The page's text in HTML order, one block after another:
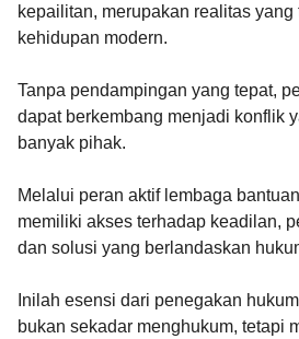
kepailitan, merupakan realitas
kehidupan modern.
Tanpa pendampingan yang tepat,
dapat berkembang menjadi konflik
banyak pihak.
Melalui peran aktif lembaga
memiliki akses terhadap keadilan,
dan solusi yang berlandaskan
Inilah esensi dari penegakan
bukan sekadar menghukum, tetapi